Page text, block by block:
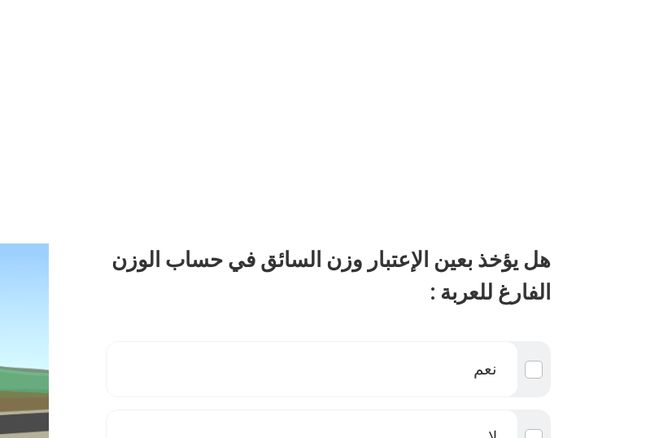
هل يؤخذ بعين الإعتبار وزن السائق في حساب الوزن
الفارغ للعربة :
نعم